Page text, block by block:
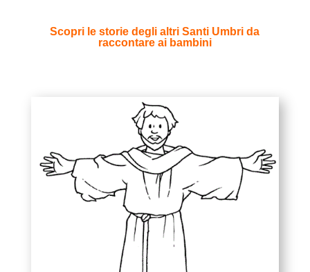
Scopri le storie degli altri Santi Umbri da
raccontare ai bambini